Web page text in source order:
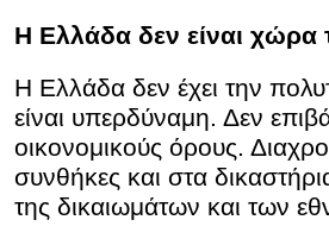
Η Ελλάδα δεν είναι χώρα
Η Ελλάδα δεν έχει την
είναι υπερδύναμη. Δεν
οικονομικούς όρους.
συνθήκες και στα
της δικαιωμάτων και των